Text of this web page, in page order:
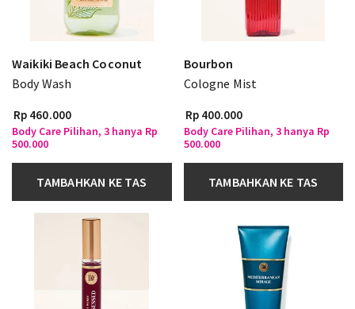
Waikiki Beach Coconut
Body Wash
Rp 460.000
Body Care Pilihan, 3 hanya Rp
500.000
TAMBAHKAN KE TAS
Bourbon
Cologne Mist
Rp 400.000
Body Care Pilihan, 3 hanya Rp
500.000
TAMBAHKAN KE TAS